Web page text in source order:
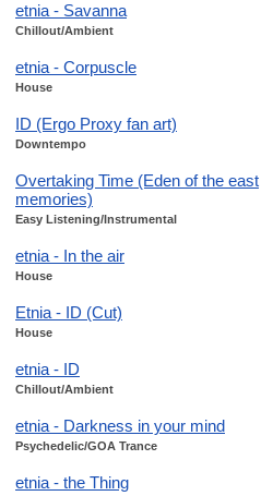
etnia - Savanna
Chillout/Ambient
etnia - Corpuscle
House
ID (Ergo Proxy fan art)
Downtempo
Overtaking Time (Eden of the east
memories)
Easy Listening/Instrumental
etnia - In the air
House
Etnia - ID (Cut)
House
etnia - ID
Chillout/Ambient
etnia - Darkness in your mind
Psychedelic/GOA Trance
etnia - the Thing